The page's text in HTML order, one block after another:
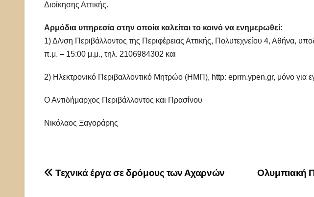
Διοίκησης Αττικής.
Αρμόδια υπηρεσία στην οποία καλείται το κοινό να ενημερωθεί:
1) Δ/νση Περιβάλλοντος της Περιφέρειας Αττικής, Πολυτεχνείου 4, Αθήνα,
π.μ. – 15:00 μ.μ., τηλ. 2106984302 και
2) Ηλεκτρονικό Περιβαλλοντικό Μητρώο (ΗΜΠ), http: eprm.ypen.gr, μόνο για
Ο Αντιδήμαρχος Περιβάλλοντος και Πρασίνου
Νικόλαος Ξαγοράρης
Πλοήγηση
Ολυμπιακή
Τεχνικά έργα σε δρόμους των Αχαρνών